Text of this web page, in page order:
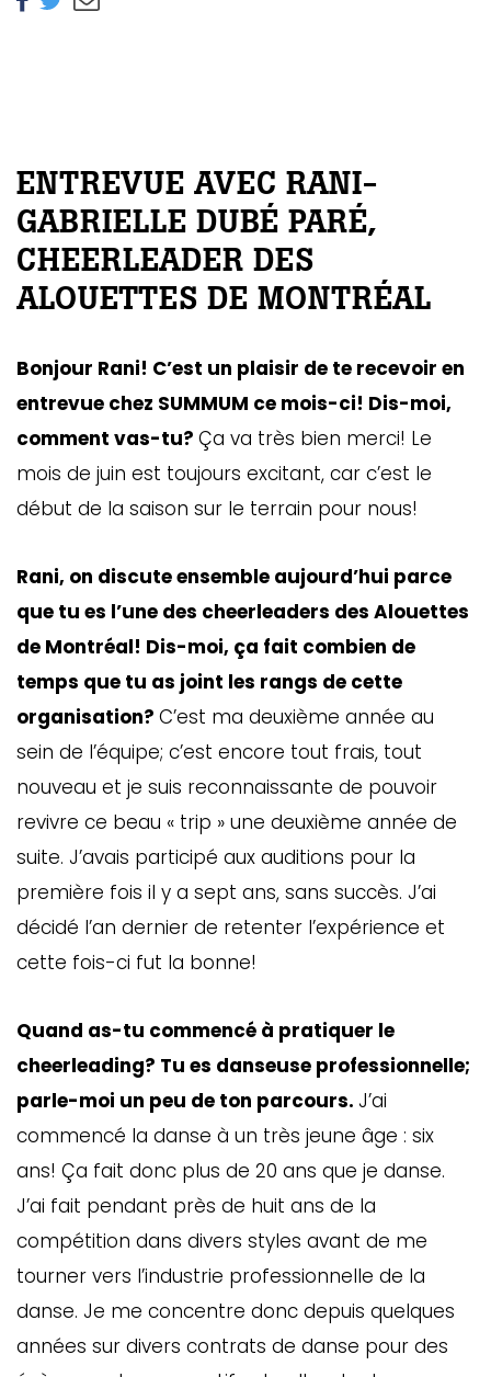
ENTREVUE AVEC RANI-
GABRIELLE DUBÉ PARÉ,
CHEERLEADER DES
ALOUETTES DE MONTRÉAL
Bonjour Rani! C’est un plaisir de te recevoir en
entrevue chez SUMMUM ce mois-ci! Dis-moi,
comment vas-tu? Ça va très bien merci! Le
mois de juin est toujours excitant, car c’est le
début de la saison sur le terrain pour nous!
Rani, on discute ensemble aujourd’hui parce
que tu es l’une des cheerleaders des Alouettes
de Montréal! Dis-moi, ça fait combien de
temps que tu as joint les rangs de cette
organisation? C’est ma deuxième année au
sein de l’équipe; c’est encore tout frais, tout
nouveau et je suis reconnaissante de pouvoir
revivre ce beau « trip » une deuxième année de
suite. J’avais participé aux auditions pour la
première fois il y a sept ans, sans succès. J’ai
décidé l’an dernier de retenter l’expérience et
cette fois-ci fut la bonne!
Quand as-tu commencé à pratiquer le
cheerleading? Tu es danseuse professionnelle;
parle-moi un peu de ton parcours. J’ai
commencé la danse à un très jeune âge : six
ans! Ça fait donc plus de 20 ans que je danse.
J’ai fait pendant près de huit ans de la
compétition dans divers styles avant de me
tourner vers l’industrie professionnelle de la
danse. Je me concentre donc depuis quelques
années sur divers contrats de danse pour des